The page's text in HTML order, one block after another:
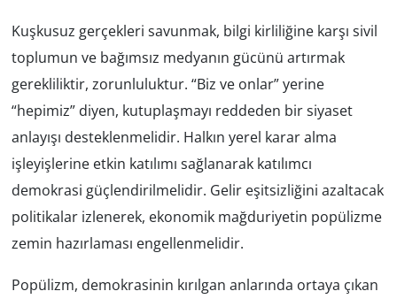
Kuşkusuz gerçekleri savunmak, bilgi kirliliğine karşı sivil
toplumun ve bağımsız medyanın gücünü artırmak
gerekliliktir, zorunluluktur. “Biz ve onlar” yerine
“hepimiz” diyen, kutuplaşmayı reddeden bir siyaset
anlayışı desteklenmelidir. Halkın yerel karar alma
işleyişlerine etkin katılımı sağlanarak katılımcı
demokrasi güçlendirilmelidir. Gelir eşitsizliğini azaltacak
politikalar izlenerek, ekonomik mağduriyetin popülizme
zemin hazırlaması engellenmelidir.
Popülizm, demokrasinin kırılgan anlarında ortaya çıkan